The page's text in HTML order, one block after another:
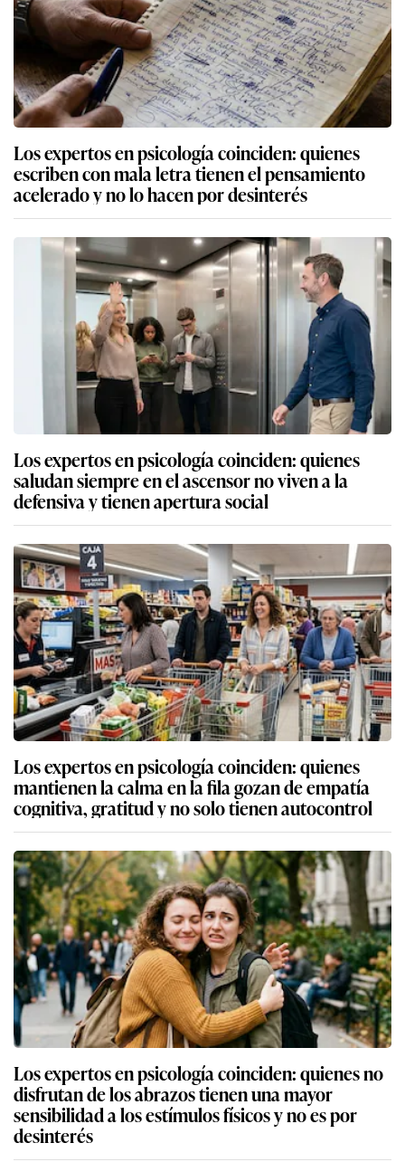
Los expertos en psicología coinciden: quienes
escriben con mala letra tienen el pensamiento
acelerado y no lo hacen por desinterés
Los expertos en psicología coinciden: quienes
saludan siempre en el ascensor no viven a la
defensiva y tienen apertura social
Los expertos en psicología coinciden: quienes
mantienen la calma en la fila gozan de empatía
cognitiva, gratitud y no solo tienen autocontrol
Los expertos en psicología coinciden: quienes no
disfrutan de los abrazos tienen una mayor
sensibilidad a los estímulos físicos y no es por
desinterés